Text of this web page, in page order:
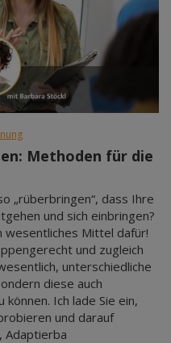
Methoden für die
„rüberbringen“, dass Ihre
und sich einbringen?
wesentliches Mittel dafür!
und zugleich
unterschiedliche
diese auch
Ich lade Sie ein,
und darauf
Adaptierba